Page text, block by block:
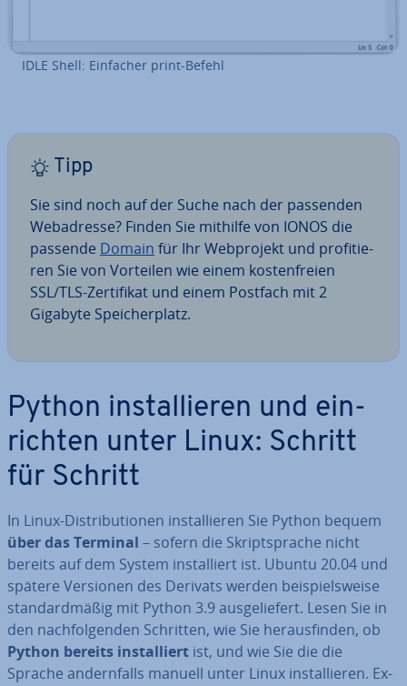
IDLE Shell: Einfacher print-Befehl
Tipp
Sie sind noch auf der Suche nach der passenden
Web­adres­se? Finden Sie mithilfe von IONOS die
passende Domain für Ihr Web­pro­jekt und pro­fi­tie­
ren Sie von Vorteilen wie einem kos­ten­frei­en
SSL/TLS-Zer­ti­fi­kat und einem Postfach mit 2
Gigabyte Spei­cher­platz.
Python in­stal­lie­ren und ein­
rich­ten unter Linux: Schritt
für Schritt
In Linux-Dis­tri­bu­tio­nen in­stal­lie­ren Sie Python bequem
über das Terminal – sofern die Skript­spra­che nicht
bereits auf dem System in­stal­liert ist. Ubuntu 20.04 und
spätere Versionen des Derivats werden bei­spiels­wei­se
stan­dard­mä­ßig mit Python 3.9 aus­ge­lie­fert. Lesen Sie in
den nach­fol­gen­den Schritten, wie Sie her­aus­fin­den, ob
Python bereits in­stal­liert ist, und wie Sie die die
Sprache an­dern­falls manuell unter Linux in­stal­lie­ren. Ex­